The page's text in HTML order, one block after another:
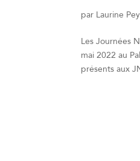
par Laurine
Les Journées
mai 2022 au
présents aux